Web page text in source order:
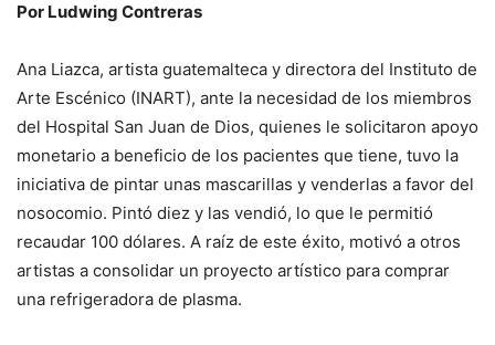
Por Ludwing Contreras
Ana Liazca, artista guatemalteca y directora del Instituto de
Arte Escénico (INART), ante la necesidad de los miembros
del Hospital San Juan de Dios, quienes le solicitaron apoyo
monetario a beneficio de los pacientes que tiene, tuvo la
iniciativa de pintar unas mascarillas y venderlas a favor del
nosocomio. Pintó diez y las vendió, lo que le permitió
recaudar 100 dólares. A raíz de este éxito, motivó a otros
artistas a consolidar un proyecto artístico para comprar
una refrigeradora de plasma.